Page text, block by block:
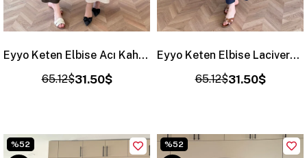
Eyyo Keten Elbise Acı Kahve (3335)
31.50$
65.12$
Eyyo Keten Elbise Lacivert (3335)
31.50$
65.12$
%52 %52